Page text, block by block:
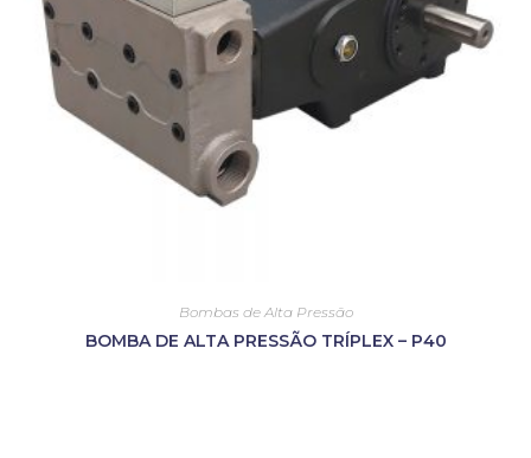
Bombas de Alta Pressão
BOMBA DE ALTA PRESSÃO TRÍPLEX – P40